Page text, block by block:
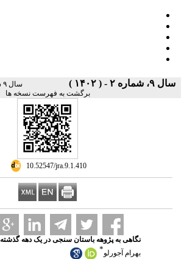
سال ۹، شماره ۲ - ( ۱۴۰۲ ) سال ۹ شماره ۲ صفحات ۲۲۰-۲۱۹
برگشت به فهرست نسخه ها
‎ 10.52547/jra.9.1.410
نگاهی به پژوهه باستان سنجی در یک دهه گذشته
بهرام آجورلو*